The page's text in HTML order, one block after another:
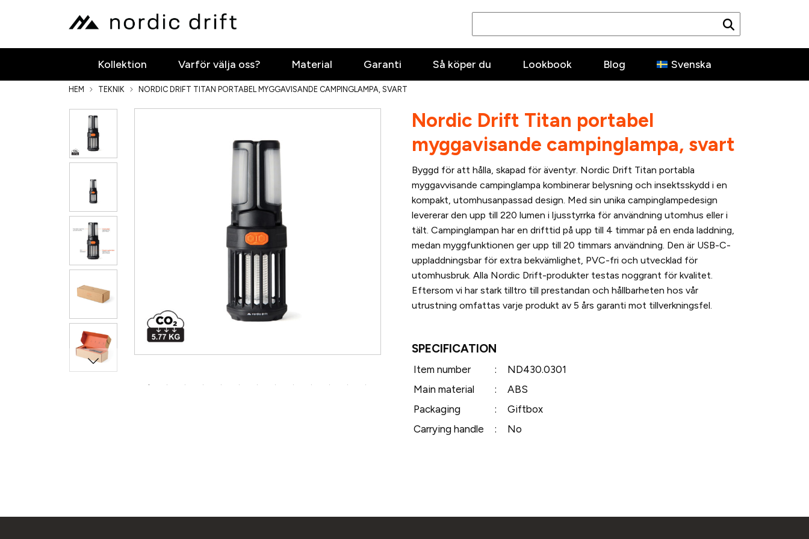
Kollektion Varför välja oss? Material Garanti Så köper du Lookbook Blog Svenska
HEM TEKNIK NORDIC DRIFT TITAN PORTABEL MYGGAVISANDE CAMPINGLAMPA, SVART
Nordic Drift Titan portabel
myggavisande campinglampa, svart
Byggd för att hålla, skapad för äventyr. Nordic Drift Titan portabla
myggavvisande campinglampa kombinerar belysning och insektsskydd i en
kompakt, utomhusanpassad design. Med sin unika campinglampedesign
levererar den upp till 220 lumen i ljusstyrrka för användning utomhus eller i
tält. Campinglampan har en drifttid på upp till 4 timmar på en enda laddning,
medan myggfunktionen ger upp till 20 timmars användning. Den är USB-C-
uppladdningsbar för extra bekvämlighet, PVC-fri och utvecklad för
utomhusbruk. Alla Nordic Drift-produkter testas noggrant för kvalitet.
Eftersom vi har stark tilltro till prestandan och hållbarheten hos vår
utrustning omfattas varje produkt av 5 års garanti mot tillverkningsfel.
SPECIFICATION
Item number :
ND430.0301
Main material
:
ABS
Packaging
:
Giftbox
Carrying handle
: No